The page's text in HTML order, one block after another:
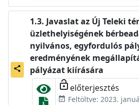
share
Javaslat az Új Teleki
üzlethelyiségének
nyilvános, egyfordulós
eredményének
pályázat kiírására
lock_open előterjesztés
event_available Feltöltve: 2023.